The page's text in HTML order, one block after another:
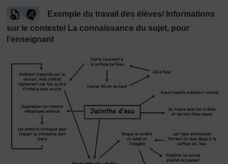
Exemple du travail des élèves/ Informations
sur le contexte/ La connaissance du sujet, pour
l’enseignant